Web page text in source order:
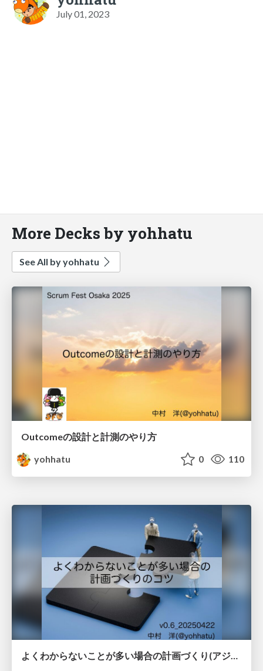
July 01, 2023
More Decks by yohhatu
See All by yohhatu
Outcomeの設計と計測のやり方
yohhatu
0 110